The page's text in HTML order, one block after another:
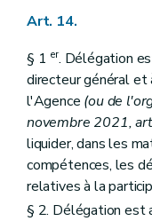
Art. 14.
§ 1 er. Délégation
directeur général et
l'Agence (ou de
novembre 2021,
liquider, dans les
compétences, les
relatives à la
§ 2. Délégation est